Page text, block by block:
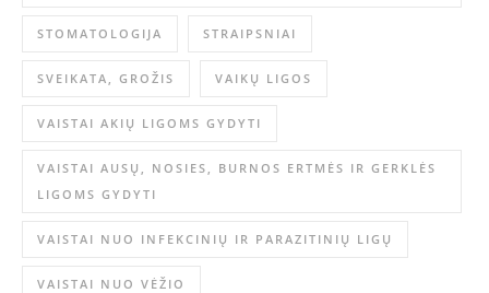
STOMATOLOGIJA STRAIPSNIAI
SVEIKATA, GROŽIS VAIKŲ LIGOS
VAISTAI AKIŲ LIGOMS GYDYTI
VAISTAI AUSŲ, NOSIES, BURNOS ERTMĖS IR GERKLĖS
LIGOMS GYDYTI
VAISTAI NUO INFEKCINIŲ IR PARAZITINIŲ LIGŲ
VAISTAI NUO VĖŽIO